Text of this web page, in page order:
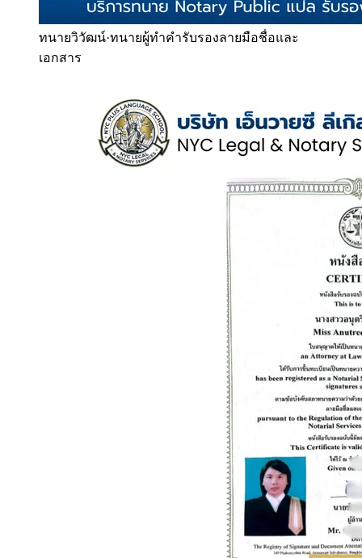
ทนายวิวัฒน์·ทนายผู้ทำคำรับรองลายมือชื่อและ
เอกสาร